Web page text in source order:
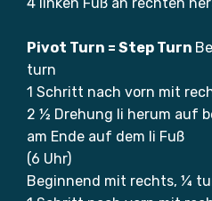
4 linken Fuß an rechten
Pivot Turn = Step Turn
turn
1 Schritt nach vorn mit
2 ½ Drehung li herum auf
am Ende auf dem li Fuß
(6 Uhr)
Beginnend mit rechts, ¼